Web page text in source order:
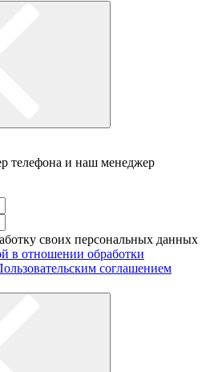
телефона и наш менеджер
своих персональных данных
в отношении обработки
соглашением